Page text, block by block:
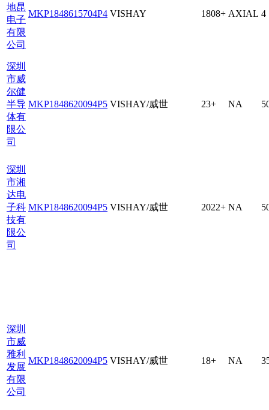
地昆
电子
有限
公司
MKP1848615704P4 VISHAY 1808+ AXIAL 4
深圳
市威
尔健
半导
体有
限公
司
MKP1848620094P5 VISHAY/威世 23+ NA
深圳
市湘
达电
子科
技有
限公
司
MKP1848620094P5 VISHAY/威世 2022+ NA
深圳
市威
雅利
发展
有限
公司
MKP1848620094P5 VISHAY/威世 18+ NA